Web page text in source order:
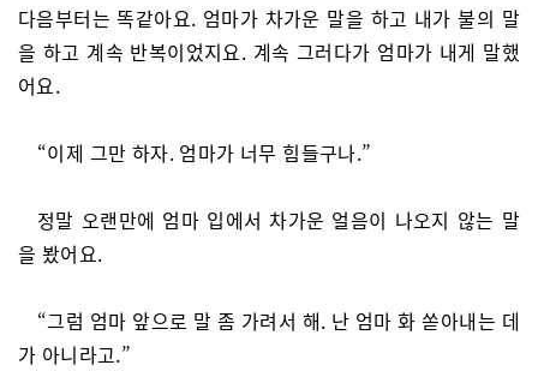
다음부터는 똑같아요. 엄마가 차가운 말을 하고 내가 불의 말
을 하고 계속 반복이었지요. 계속 그러다가 엄마가 내게 말했
어요.
“이제 그만 하자. 엄마가 너무 힘들구나.”
정말 오랜만에 엄마 입에서 차가운 얼음이 나오지 않는 말
을 봤어요.
“그럼 엄마 앞으로 말 좀 가려서 해. 난 엄마 화 쏟아내는 데
가 아니라고.”